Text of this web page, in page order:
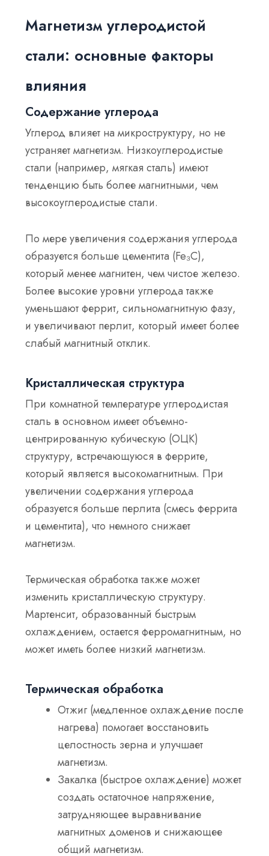
Магнетизм углеродистой
стали: основные факторы
влияния
Содержание углерода
Углерод влияет на микроструктуру, но не
устраняет магнетизм. Низкоуглеродистые
стали (например, мягкая сталь) имеют
тенденцию быть более магнитными, чем
высокоуглеродистые стали.
По мере увеличения содержания углерода
образуется больше цементита (Fe₃C),
который менее магнитен, чем чистое железо.
Более высокие уровни углерода также
уменьшают феррит, сильномагнитную фазу,
и увеличивают перлит, который имеет более
слабый магнитный отклик.
Кристаллическая структура
При комнатной температуре углеродистая
сталь в основном имеет объемно-
центрированную кубическую (ОЦК)
структуру, встречающуюся в феррите,
который является высокомагнитным. При
увеличении содержания углерода
образуется больше перлита (смесь феррита
и цементита), что немного снижает
магнетизм.
Термическая обработка также может
изменить кристаллическую структуру.
Мартенсит, образованный быстрым
охлаждением, остается ферромагнитным, но
может иметь более низкий магнетизм.
Термическая обработка
Отжиг (медленное охлаждение после
нагрева) помогает восстановить
целостность зерна и улучшает
магнетизм.
Закалка (быстрое охлаждение) может
создать остаточное напряжение,
затрудняющее выравнивание
магнитных доменов и снижающее
общий магнетизм.